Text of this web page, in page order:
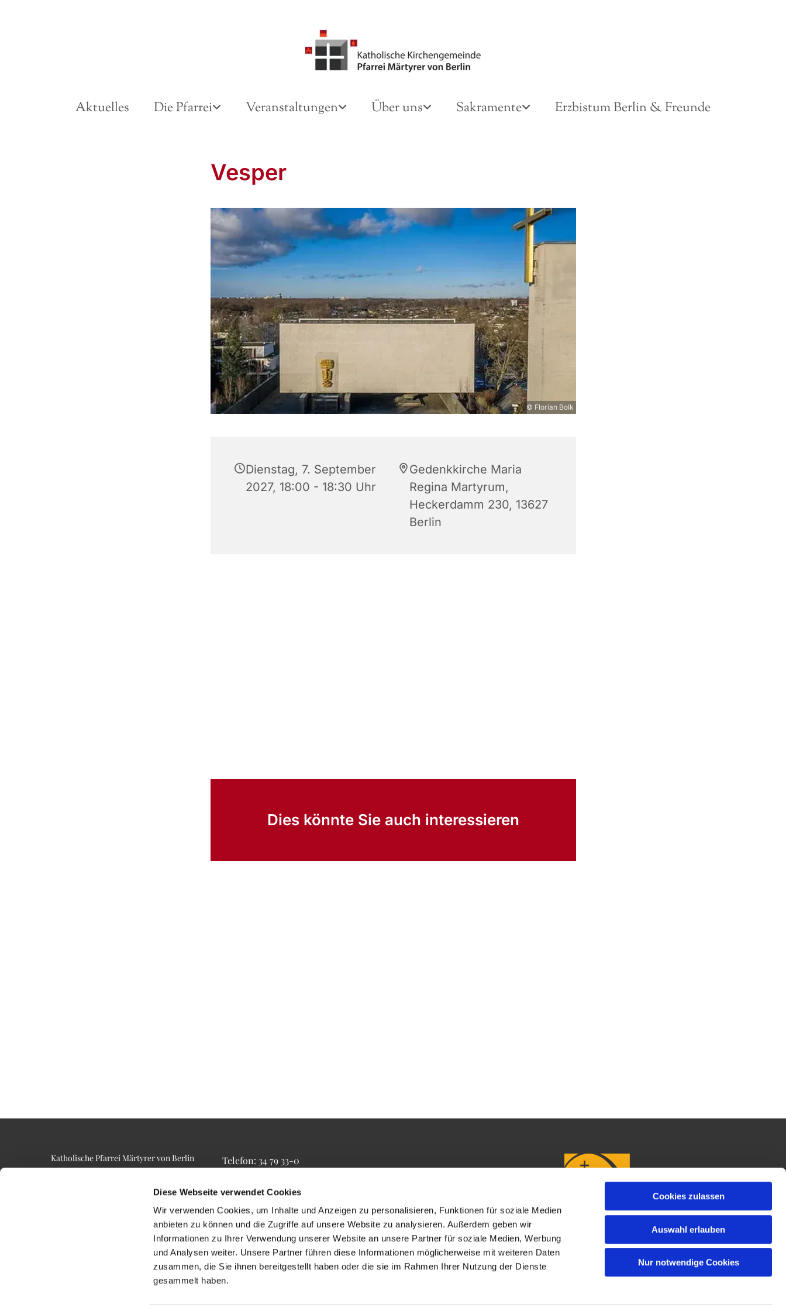
Diese Webseite verwendet Cookies
Wir verwenden Cookies, um Inhalte und Anzeigen zu personalisieren, Funktionen für soziale Medien
anbieten zu können und die Zugriffe auf unsere Website zu analysieren. Außerdem geben wir
Informationen zu Ihrer Verwendung unserer Website an unsere Partner für soziale Medien, Werbung
und Analysen weiter. Unsere Partner führen diese Informationen möglicherweise mit weiteren Daten
zusammen, die Sie ihnen bereitgestellt haben oder die sie im Rahmen Ihrer Nutzung der Dienste
gesammelt haben.
Cookies zulassen
Auswahl erlauben
Nur notwendige Cookies
Aktuelles Die Pfarrei Veranstaltungen Über uns Sakramente Erzbistum Berlin & Freunde
Vesper
© Florian Bolk
Dienstag, 7. September
2027, 18:00 - 18:30 Uhr
Gedenkkirche Maria
Regina Martyrum,
Heckerdamm 230, 13627
Berlin
Dies könnte Sie auch interessieren
Katholische Pfarrei Märtyrer von Berlin
Alt-Lietzow 23
Telefon: 34 79 33-0
Email: pfarrbuero@maertyrer-von-berlin.de
Impressum ChurchDesk-Login